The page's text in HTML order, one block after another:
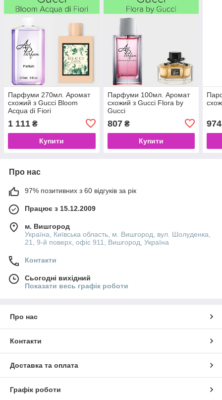
Парфуми 270мл. Аромат
схожий з Gucci Bloom
Acqua di Fiori
1 111 ₴
Купити
Парфуми 100мл. Аромат
схожий з Gucci Flora by
Gucci
807₴
Купити
974
Про нас
97% позитивних з 60 відгуків за рік
Працює з 15.12.2009
м. Вишгород
Україна, Київська область, м. Вишгород, вул. Шолуденка,
21, 9-й поверх, офіс 911, Вишгород, Україна
Контакти
Сьогодні вихідний
Показати весь графік роботи
Про нас
Контакти
Доставка та оплата
Графік роботи